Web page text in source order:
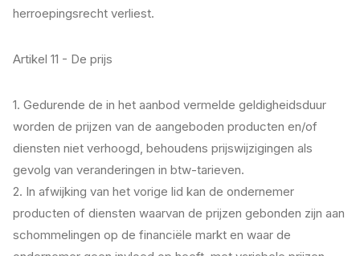
herroepingsrecht verliest.
Artikel 11 - De prijs
1. Gedurende de in het aanbod vermelde geldigheidsduur
worden de prijzen van de aangeboden producten en/of
diensten niet verhoogd, behoudens prijswijzigingen als
gevolg van veranderingen in btw-tarieven.
2. In afwijking van het vorige lid kan de ondernemer
producten of diensten waarvan de prijzen gebonden zijn aan
schommelingen op de financiële markt en waar de